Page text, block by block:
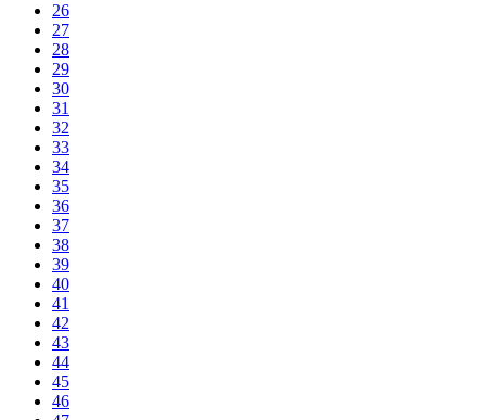
26
27
28
29
30
31
32
33
34
35
36
37
38
39
40
41
42
43
44
45
46